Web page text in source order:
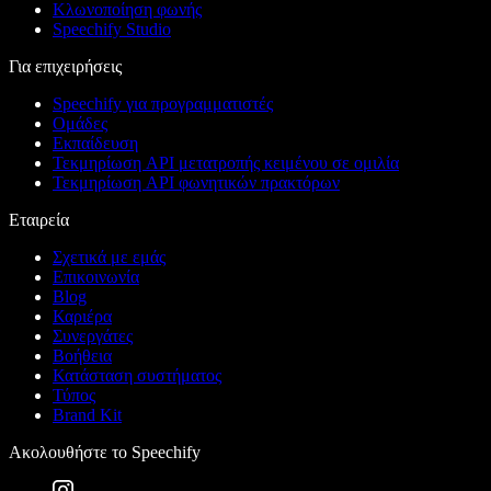
Κλωνοποίηση φωνής
Speechify Studio
Για επιχειρήσεις
Speechify για προγραμματιστές
Ομάδες
Εκπαίδευση
Τεκμηρίωση API μετατροπής κειμένου σε ομιλία
Τεκμηρίωση API φωνητικών πρακτόρων
Εταιρεία
Σχετικά με εμάς
Επικοινωνία
Blog
Καριέρα
Συνεργάτες
Βοήθεια
Κατάσταση συστήματος
Τύπος
Brand Kit
Ακολουθήστε το Speechify